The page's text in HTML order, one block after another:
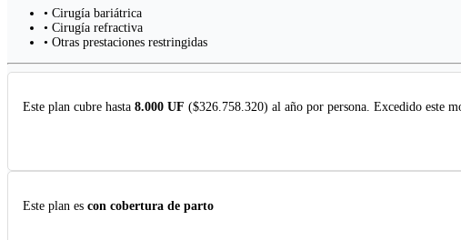
• Cirugía bariátrica
• Cirugía refractiva
• Otras prestaciones restringidas
Este plan cubre hasta 8.000 UF ($326.758.320) al año por persona. Excedido este
Este plan es con cobertura de parto